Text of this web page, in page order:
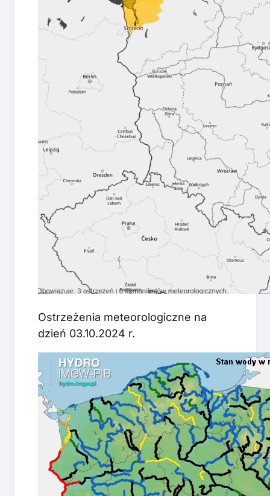
Ostrzeżenia meteorologiczne na
dzień 03.10.2024 r.